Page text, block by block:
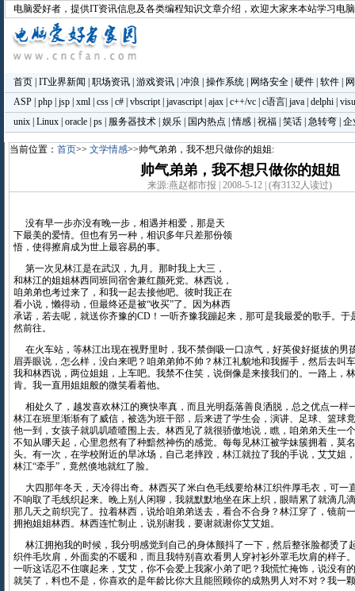
电脑爱好者 ，提供IT资讯信息及各类编程知识文章介绍，欢迎大家来本站学习电
首页| IT业界新闻 职场资讯| 游戏资讯| 冲浪 操作系统| 网络安全| 硬件| 软件|
ASP| php| jsp| xml| css| c#| vbscript| javascript| ajax| c++/vc| c语言| java| delphi|
unix| Linux| oracle| ps| 服务器技术| 娱乐| 国内热点 |情感| 祝福| 笑话| 急转弯| 企
当前位置： 首页>> 文学情感>>帅气弟弟，我不想只做你的姐姐:
帅气弟弟，我不想只做你的姐姐
来源:燕赵都市报 | 2008-5-12 | (有3132人读过)
没有早一步亦没有晚一步，相遇并相爱，那是天
下最美的爱情。但也有另一种，相识多年只差那份领
悟，使得擦肩成为世上最容易的事。
第一次见林江是在武汉，九月。那时我上大三，
和林江的姐姐林西同班同宿舍兼红颜死党。林西说，
咱弟弟也考过来了，和我一起去接他吧。彼时我正在
看小说，懒得动，但最终还是被“收买”了。因为林西
承诺，若去呢，就送你齐豫的CD！一听齐豫我蹦起来，那可是我最爱的歌手。于
然前往。
在火车站，等林江出现在视野里时，我不禁倒吸一口凉气，好英俊好挺拔的男
眉弄眼说，怎么样，没白来吧？咱弟弟帅不帅？林江礼貌地和我握手，然后去叫
我和林西说，两位姐姐，上车吧。我禁不住笑，说倒像是来接我们的。一路上，
肯。我一直用姐姐般的微笑看着他。
相处久了，越发喜欢林江的爽快率真，而且光明磊落善良洒脱，总之优点一样
林江在班里渐渐有了威信，被选为班干部，后来进了学生会，演讲、足球、篮球
他一到，女孩子就叽叽喳喳围上去。林西见了就很骄傲地说，瞧，咱弟弟天生一
不知从哪天起，心里忽然有了种黯然神伤的感觉。每每见林江被学妹簇拥着，莫
头。有一次，在学校附近的旱冰场，自己老摔跤，林江就拉了我的手说，艾艾姐
林江“牵手”，竟然倏地就红了脸。
大四那年冬天，天冷得出奇。林西买了米白色毛线要给林江织件厚毛衣，可一
不响取了毛线织起来。晚上别人闲聊，我就默默地坐在床上织，眼睛累了就滴几
那几天之前织完了。拉着林西，说给咱弟弟送去，看合不合身？林江穿了，镜前
拥抱姐姐林西。林西连忙制止，说别谢我，要谢就谢你艾艾姐。
林江拥抱我的时候，我分明感觉到自己的身体颤抖了一下，然后整张脸都烫了
织件毛坎肩，外面卖的不暖和，而且我特别喜欢看男人穿衬衫外罩毛坎肩的样子
一听这话忍不住嚷起来，艾艾，你不会爱上我家小弟了吧？我慌忙掩饰，说没有
就笑了，料也不是，你喜欢的是年龄比你大且能照顾你的成熟男人对不对？我一